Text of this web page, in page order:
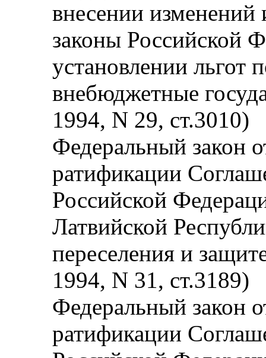
внесении изменений
законы Российской
установлении льгот
внебюджетные
1994, N 29, ст.3010)
Федеральный закон
ратификации
Российской
Латвийской
переселения и
1994, N 31, ст.3189)
Федеральный закон
ратификации